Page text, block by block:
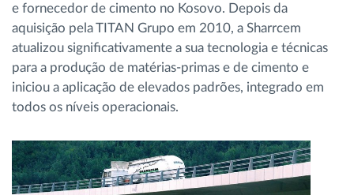
Ver todas as funcionalidades
Como resolvemos cada necessidade da
Calculadora de Benefícios
e fornecedor de cimento no Kosovo. Depois da
aquisição pela TITAN Grupo em 2010, a Sharrcem
atualizou significativamente a sua tecnologia e técnicas
para a produção de matérias-primas e de cimento e
iniciou a aplicação de elevados padrões, integrado em
todos os níveis operacionais.